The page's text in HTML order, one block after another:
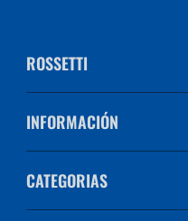
ROSSETTI
INFORMACIÓN
CATEGORIAS